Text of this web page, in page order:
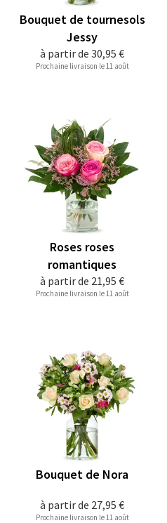
à partir de 30,95 €
Bouquet de tournesols
Jessy
Prochaine livraison le 11 août
à partir de 21,95 €
Roses roses
romantiques
Prochaine livraison le 11 août
à partir de 27,95 €
Bouquet de Nora
Prochaine livraison le 11 août